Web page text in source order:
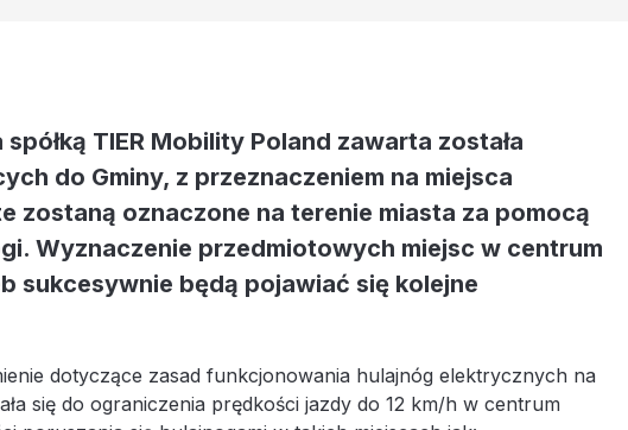
TIER Mobility Poland zawarta została
do Gminy, z przeznaczeniem na miejsca
oznaczone na terenie miasta za pomocą
Wyznaczenie przedmiotowych miejsc w centrum
sukcesywnie będą pojawiać się kolejne
dotyczące zasad funkcjonowania hulajnóg elektrycznych na
się do ograniczenia prędkości jazdy do 12 km/h w centrum